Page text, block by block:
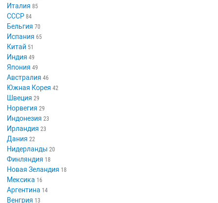
Италия 85
СССР 84
Бельгия 70
Испания 65
Китай 51
Индия 49
Япония 49
Австралия 46
Южная Корея 42
Швеция 29
Норвегия 29
Индонезия 23
Ирландия 23
Дания 22
Нидерланды 20
Финляндия 18
Новая Зеландия 18
Мексика 16
Аргентина 14
Венгрия 13